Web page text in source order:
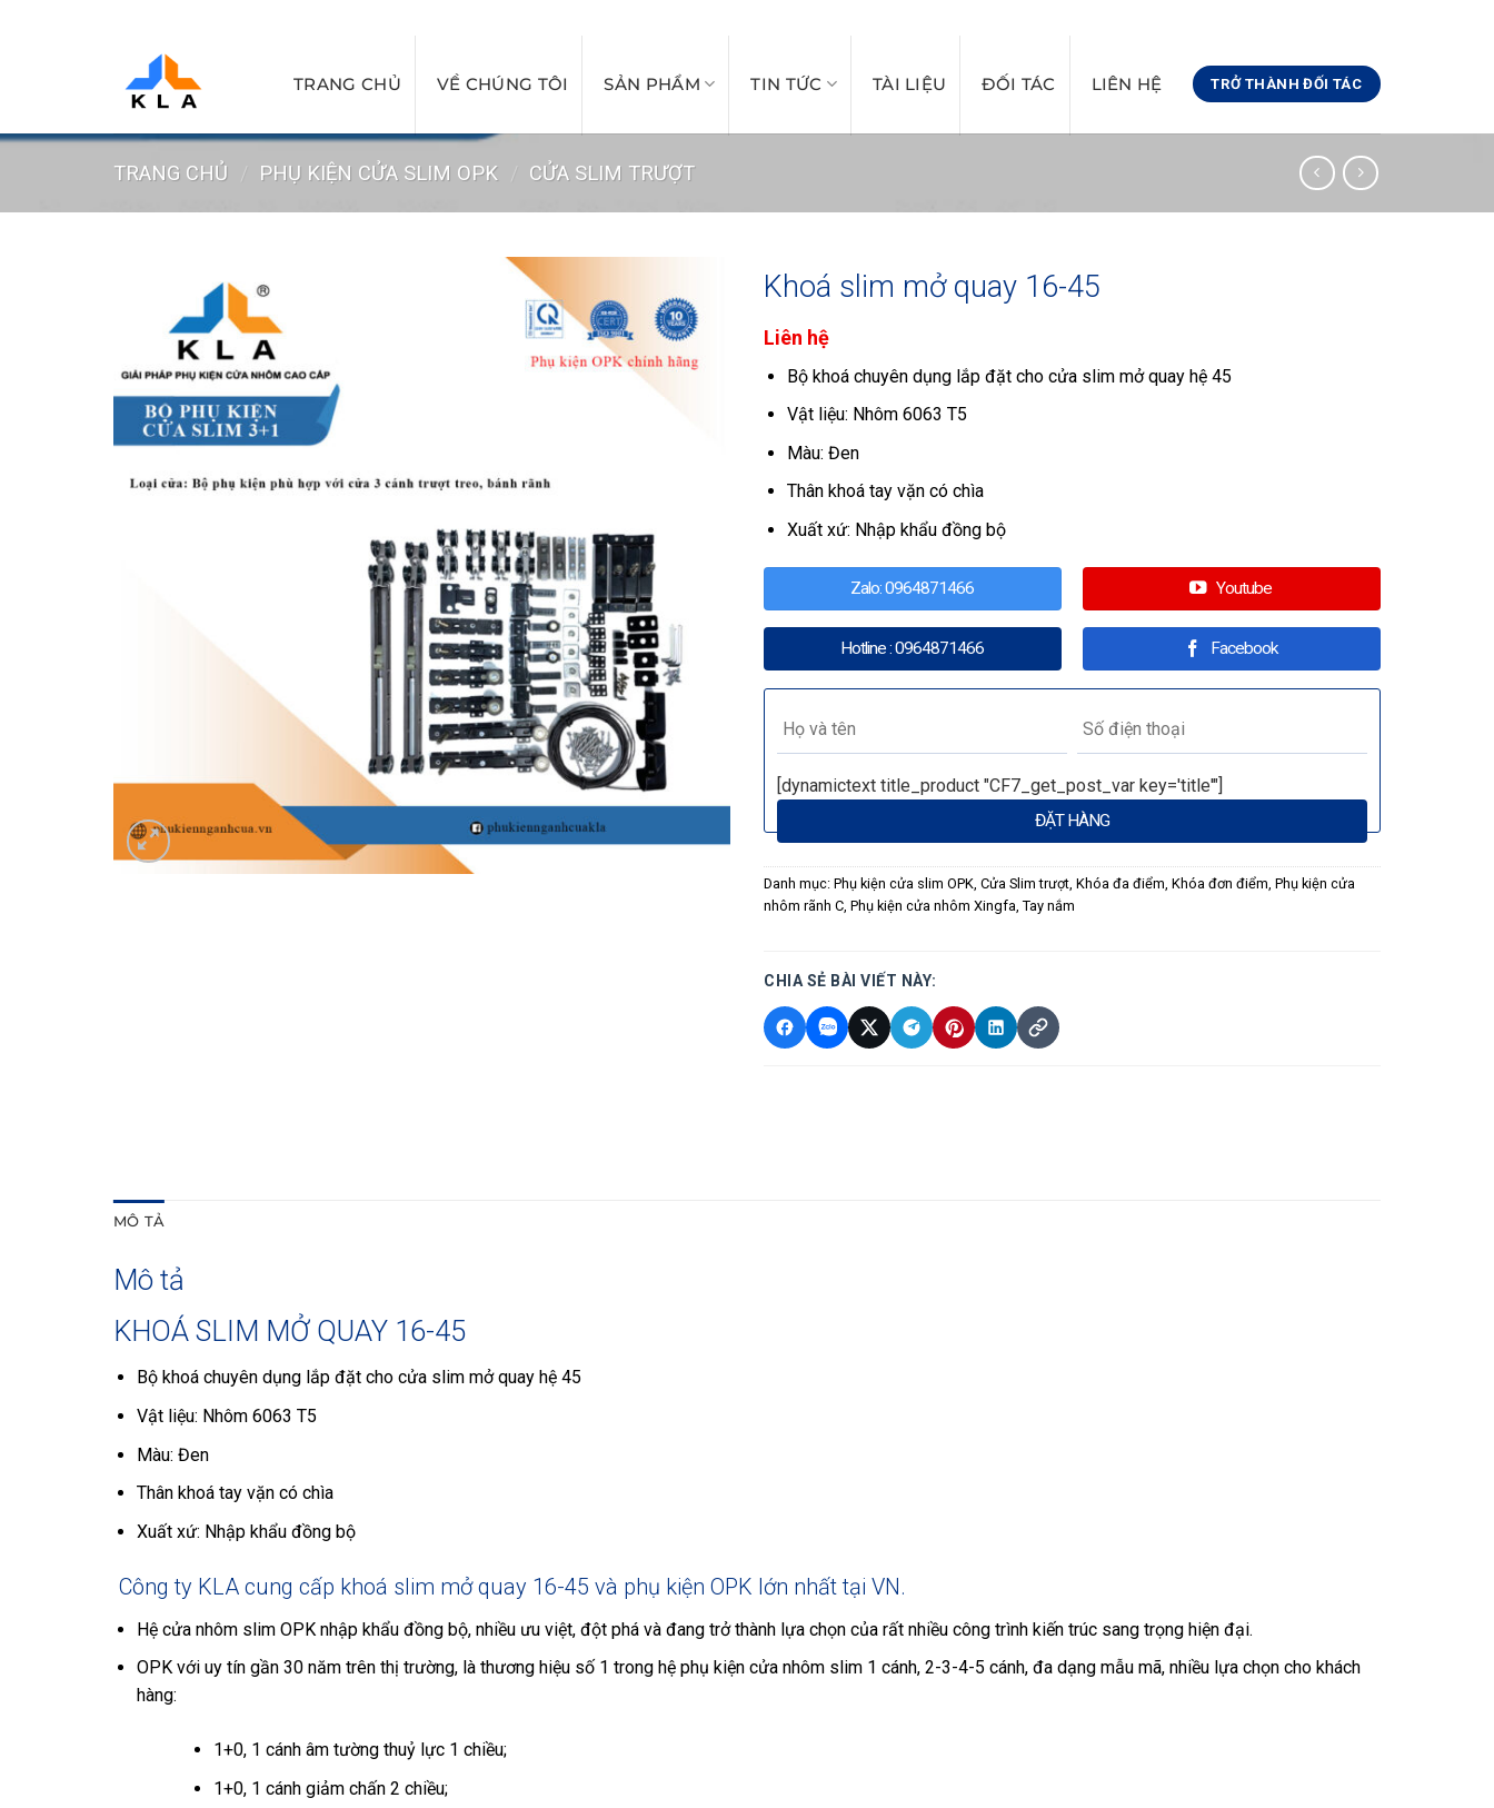
TRANG CHỦ VỀ CHÚNG TÔI SẢN PHẨM TIN TỨC TÀI LIỆU ĐỐI TÁC LIÊN HỆ TRỞ THÀNH ĐỐI TÁC
TRANG CHỦ / PHỤ KIỆN CỬA SLIM OPK / CỬA SLIM TRƯỢT
Khoá slim mở quay 16-45
Liên hệ
Bộ khoá chuyên dụng lắp đặt cho cửa slim mở quay hệ 45
Vật liệu: Nhôm 6063 T5
Màu: Đen
Thân khoá tay vặn có chìa
Xuất xứ: Nhập khẩu đồng bộ
Zalo: 0964871466 Youtube
Hotline : 0964871466 Facebook
[dynamictext title_product "CF7_get_post_var key='title'"]
Danh mục: Phụ kiện cửa slim OPK Cửa Slim trượt Khóa đa điểm Khóa đơn điểm Phụ kiện cửa
nhôm rãnh C Phụ kiện cửa nhôm Xingfa Tay nắm
CHIA SẺ BÀI VIẾT NÀY:
MÔ TẢ
Mô tả
KHOÁ SLIM MỞ QUAY 16-45
Bộ khoá chuyên dụng lắp đặt cho cửa slim mở quay hệ 45
Vật liệu: Nhôm 6063 T5
Màu: Đen
Thân khoá tay vặn có chìa
Xuất xứ: Nhập khẩu đồng bộ
Công ty KLA cung cấp khoá slim mở quay 16-45 và phụ kiện OPK lớn nhất tại VN.
Hệ cửa nhôm slim OPK nhập khẩu đồng bộ, nhiều ưu việt, đột phá và đang trở thành lựa chọn của rất nhiều công trình kiến trúc sang trọng hiện đại.
OPK với uy tín gần 30 năm trên thị trường, là thương hiệu số 1 trong hệ phụ kiện cửa nhôm slim 1 cánh, 2-3-4-5 cánh, đa dạng mẫu mã, nhiều lựa chọn cho khách
hàng:
1+0, 1 cánh âm tường thuỷ lực 1 chiều;
1+0, 1 cánh giảm chấn 2 chiều;